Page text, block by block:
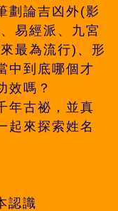
劃論吉凶外(影
易經派、九宮
最為流行)、形
中到底哪個才
效嗎？
年古祕，並真
起來探索姓名
認識